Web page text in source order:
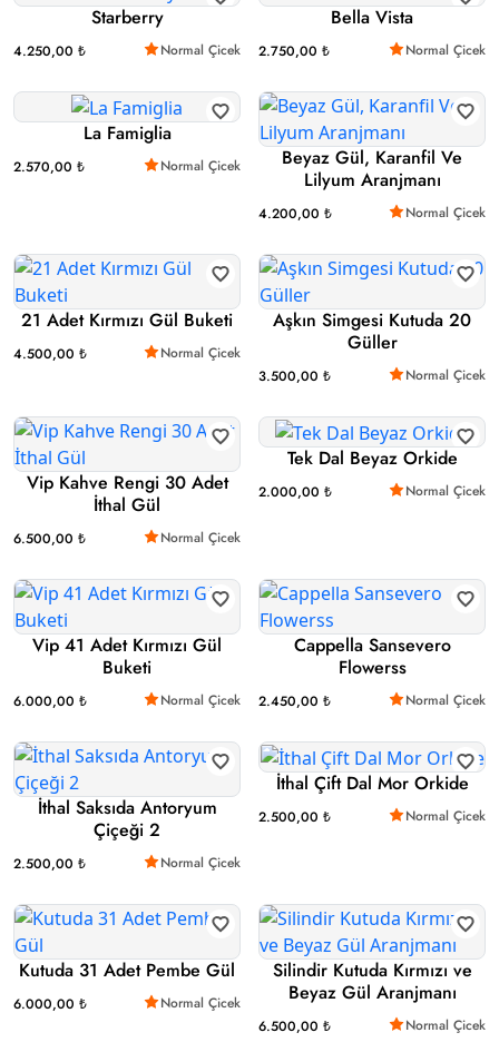
Starberry
4.250,00 ₺ Normal Çicek
Bella Vista
2.750,00 ₺ Normal Çicek
La Famiglia
2.570,00 ₺ Normal Çicek
Beyaz Gül, Karanfil Ve
Lilyum Aranjmanı
4.200,00 ₺ Normal Çicek
21 Adet Kırmızı Gül Buketi
4.500,00 ₺ Normal Çicek
Aşkın Simgesi Kutuda 20
Güller
3.500,00 ₺ Normal Çicek
Vip Kahve Rengi 30 Adet
İthal Gül
6.500,00 ₺ Normal Çicek
Tek Dal Beyaz Orkide
2.000,00 ₺ Normal Çicek
Vip 41 Adet Kırmızı Gül
Buketi
6.000,00 ₺ Normal Çicek
Cappella Sansevero
Flowerss
2.450,00 ₺ Normal Çicek
İthal Saksıda Antoryum
Çiçeği 2
2.500,00 ₺ Normal Çicek
İthal Çift Dal Mor Orkide
2.500,00 ₺ Normal Çicek
Kutuda 31 Adet Pembe Gül
6.000,00 ₺ Normal Çicek
Silindir Kutuda Kırmızı ve
Beyaz Gül Aranjmanı
6.500,00 ₺ Normal Çicek